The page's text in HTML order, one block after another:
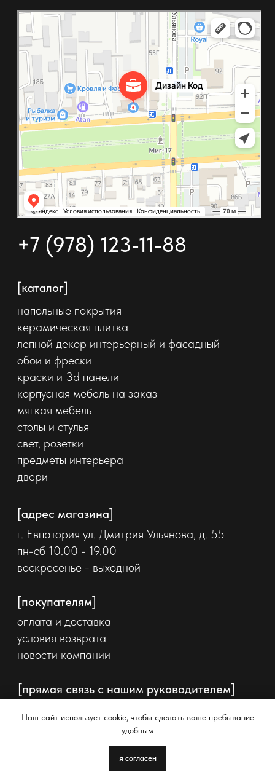
Наш сайт использует cookie, чтобы сделать ваше пребывание
удобным
я согласен